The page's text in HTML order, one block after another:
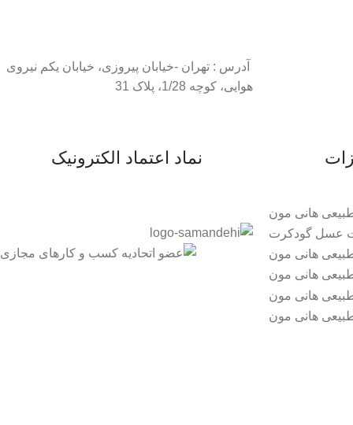
آدرس : تهران -خیابان پیروزی، خیابان یکم نیروی
هوایی، کوچه 1/28، پلاک 31
نماد اعتماد الکترونیک